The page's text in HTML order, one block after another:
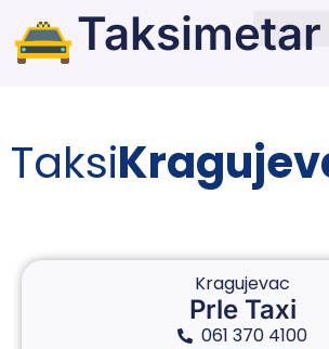
Taksimetar
Taksi
Kragujevac
Prle Taxi
061 370 4100